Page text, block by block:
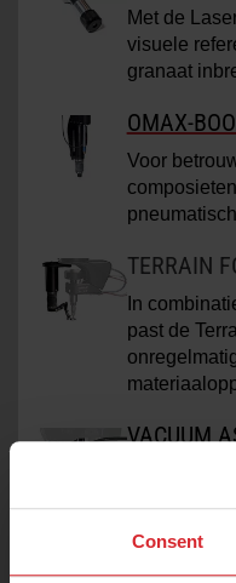
Consent
Met de
visuele
granaat
OMAX-
Voor
TERRAIN
In
past de
VACUUM
laminaten